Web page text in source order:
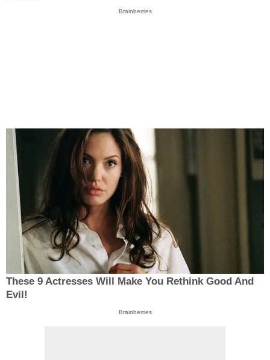
Brainberries
These 9 Actresses Will Make You Rethink Good And
Evil!
Brainberries